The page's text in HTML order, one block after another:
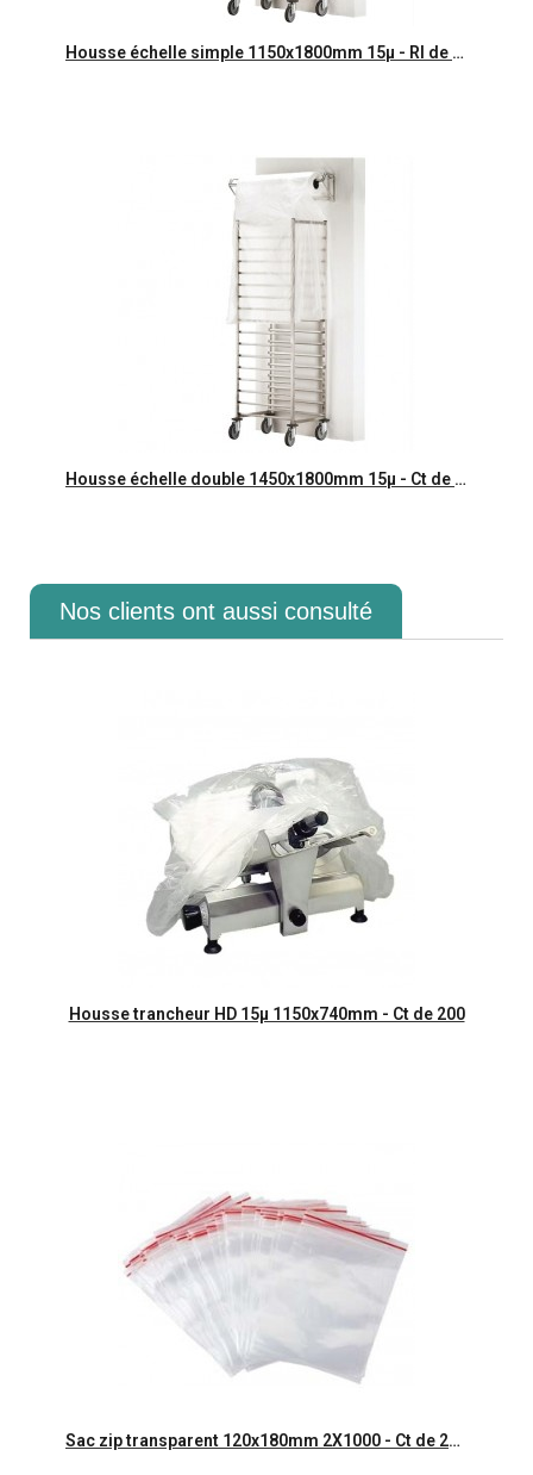
Aperçu rapide Housse échelle simple 1150x1800mm 15µ - Rl de 200 sur mandrin
Aperçu rapide Housse échelle double 1450x1800mm 15µ - Ct de 200
Nos clients ont aussi consulté
Aperçu rapide
Housse trancheur HD 15µ 1150x740mm - Ct de 200
Aperçu rapide Sac zip transparent 120x180mm 2X1000 - Ct de 2000